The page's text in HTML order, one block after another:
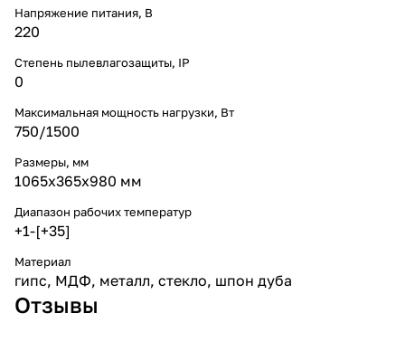
Напряжение питания, В
220
Степень пылевлагозащиты, IP
0
Максимальная мощность нагрузки, Вт
750/1500
Размеры, мм
1065x365x980 мм
Диапазон рабочих температур
+1-[+35]
Материал
гипс, МДФ, металл, стекло, шпон дуба
Отзывы